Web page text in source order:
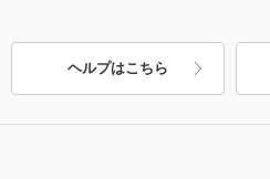
ヘルプはこちら